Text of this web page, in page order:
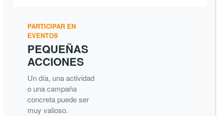
PARTICIPAR EN
EVENTOS
PEQUEÑAS
ACCIONES
Un día, una actividad
o una campaña
concreta puede ser
muy valioso.